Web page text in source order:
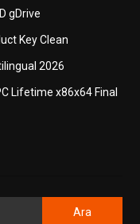
gDrive
Key Clean
2026
Lifetime x86x64 Final